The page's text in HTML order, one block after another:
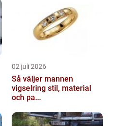
02 juli 2026
Så väljer mannen
vigselring stil, material
och pa...